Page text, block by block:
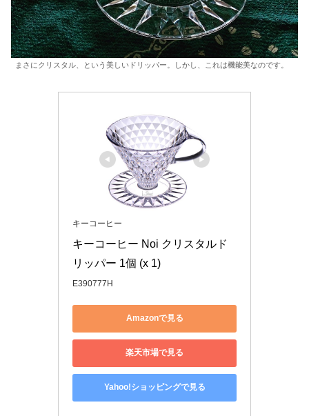
まさにクリスタル、という美しいドリッパー。しかし、これは機能美なのです。
キーコーヒー
キーコーヒー Noi クリスタルド
リッパー 1個 (x 1)
E390777H
Amazonで見る
楽天市場で見る
Yahoo!ショッピングで見る